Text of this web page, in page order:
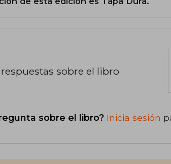
sobre el libro
sobre el libro? Inicia sesión